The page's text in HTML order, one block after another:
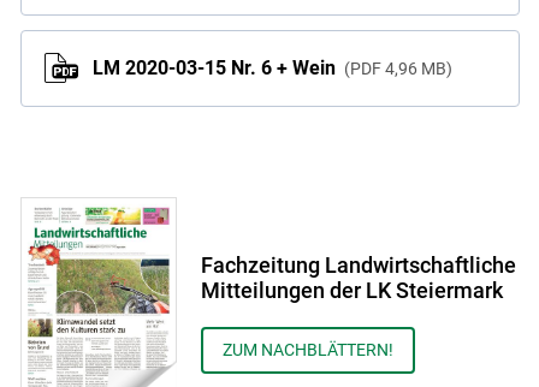
LM 2020-03-15 Nr. 6 + Wein PDF 4,96 MB
Fachzeitung Landwirtschaftliche
Mitteilungen der LK Steiermark
ZUM NACHBLÄTTERN!